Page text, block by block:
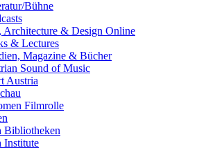
Bühne
Architecture & Design Online
& Lectures
Magazine & Bücher
Sound of Music
Austria
Filmrolle
Bibliotheken
Institute